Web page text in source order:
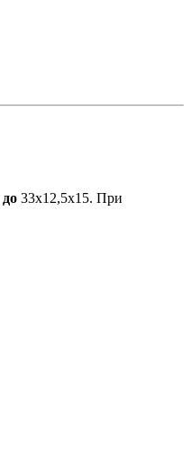
до 33х12,5х15. При